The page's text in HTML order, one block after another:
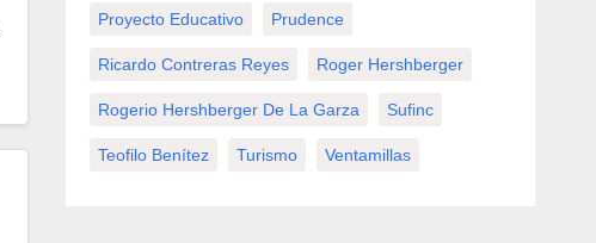
Proyecto Educativo Prudence
Ricardo Contreras Reyes Roger Hershberger
Rogerio Hershberger De La Garza Sufinc
Teofilo Benítez Turismo Ventamillas